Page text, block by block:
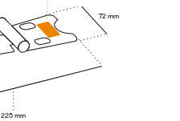
72 mm
225 mm